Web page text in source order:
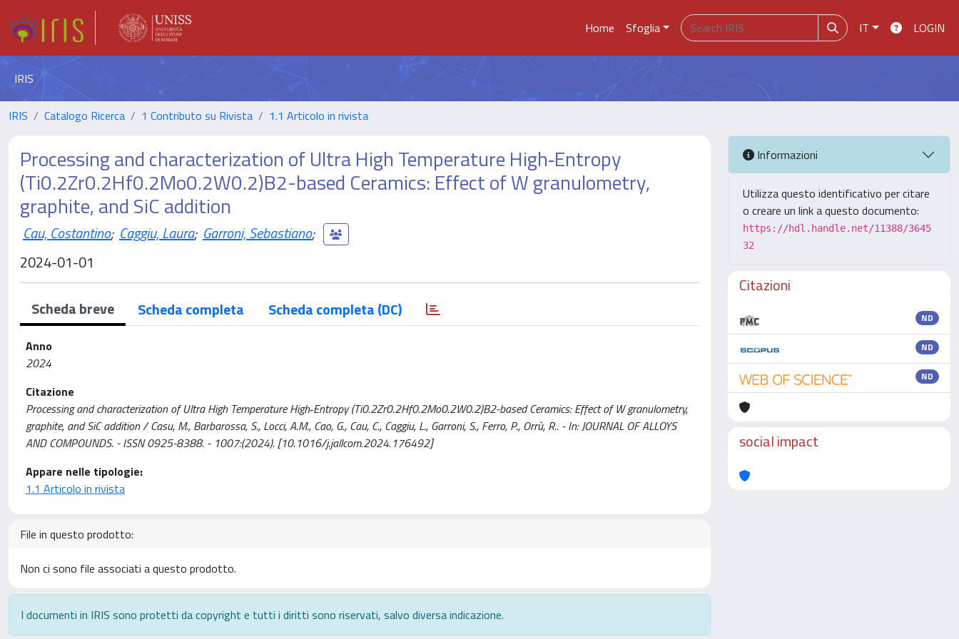
Home Sfoglia IT LOGIN
IRIS
IRIS Catalogo Ricerca 1 Contributo su Rivista 1.1 Articolo in rivista
Processing and characterization of Ultra High Temperature High‐Entropy
(Ti0.2Zr0.2Hf0.2Mo0.2W0.2)B2-based Ceramics: Effect of W granulometry,
graphite, and SiC addition
Cau, Costantino; Caggiu, Laura; Garroni, Sebastiano;
2024-01-01
Scheda breve Scheda completa Scheda completa (DC)
Anno
2024
Citazione
Processing and characterization of Ultra High Temperature High‐Entropy (Ti0.2Zr0.2Hf0.2Mo0.2W0.2)B2-based Ceramics: Effect of W granulometry,
graphite, and SiC addition / Casu, M., Barbarossa, S., Locci, A.M., Cao, G., Cau, C., Caggiu, L., Garroni, S., Ferro, P., Orrù, R.. - In: JOURNAL OF ALLOYS
AND COMPOUNDS. - ISSN 0925-8388. - 1007:(2024). [10.1016/j.jallcom.2024.176492]
Appare nelle tipologie:
1.1 Articolo in rivista
File in questo prodotto:
Non ci sono file associati a questo prodotto.
I documenti in IRIS sono protetti da copyright e tutti i diritti sono riservati, salvo diversa indicazione.
Informazioni
Utilizza questo identificativo per citare
o creare un link a questo documento:
https://hdl.handle.net/11388/3645
32
Citazioni
ND
ND
ND
social impact